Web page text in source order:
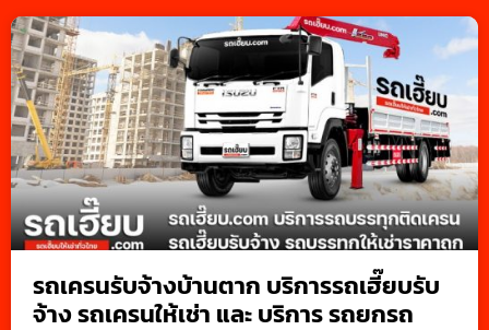
รถเครนรับจ้างบ้านตาก บริการรถเฮี๊ยบรับ
จ้าง รถเครนให้เช่า และ บริการ รถยกรถ